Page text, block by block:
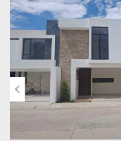
Previous